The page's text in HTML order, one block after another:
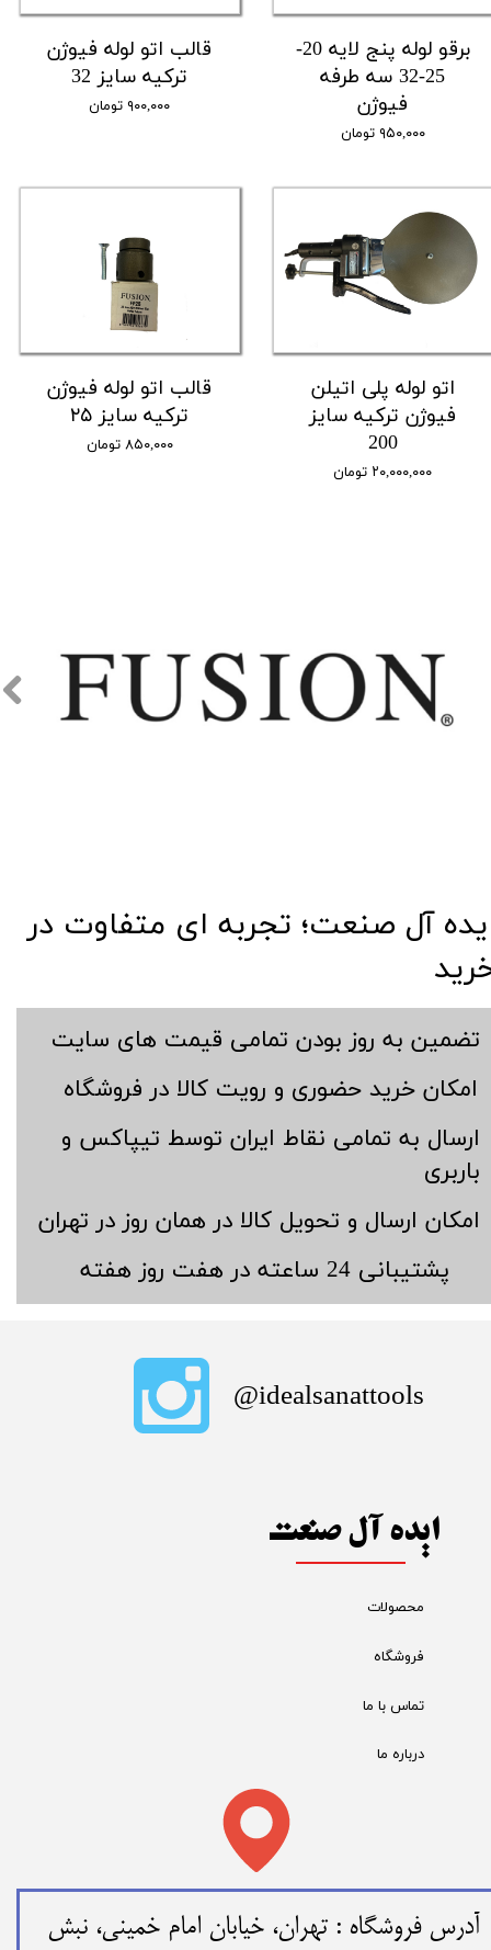
برقو لوله پنج لایه 20-
25-32 سه طرفه
فیوژن
۹۵۰,۰۰۰ تومان
قالب اتو لوله فیوژن
ترکیه سایز 32
۹۰۰,۰۰۰ تومان
اتو لوله پلی اتیلن
فیوژن ترکیه سایز
200
۲۰,۰۰۰,۰۰۰ تومان
قالب اتو لوله فیوژن
ترکیه سایز ۲۵
۸۵۰,۰۰۰ تومان
​تضمین به روز بودن تمامی قیمت های سایت
​امکان خرید حضوری و رویت کالا در فروشگاه
​ارسال به تمامی نقاط ایران توسط تیپاکس و
باربری
​امکان ارسال و تحویل کالا در همان روز در تهران
​پشتیبانی 24 ساعته در هفت روز هفته
آل صنعت؛ تجربه ای متفاوت در
ایده آل صنعت
محصولات
فروشگاه
تماس با ما
درباره ما
​idealsanattools@
​​آدرس فروشگاه : تهران، خیابان امام خمینی، نبش